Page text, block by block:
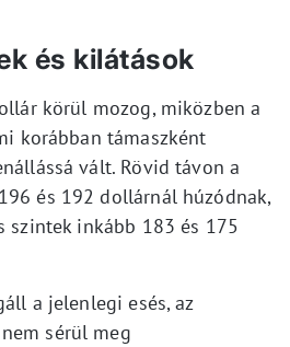
és kilátások
körül mozog, miközben a
korábban támaszként
vált. Rövid távon a
és 192 dollárnál húzódnak,
szintek inkább 183 és 175
a jelenlegi esés, az
sérül meg